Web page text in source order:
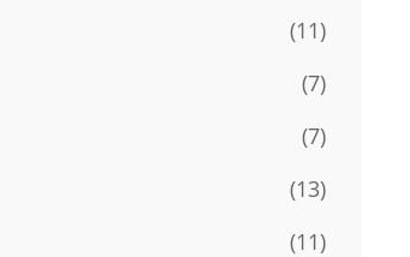
(11)
(7)
(7)
(13)
(11)